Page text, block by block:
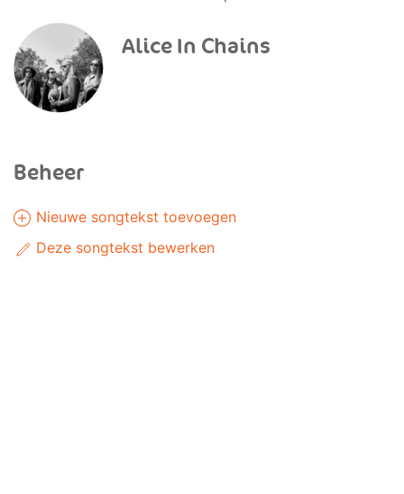
Alice In Chains
Beheer
Nieuwe songtekst toevoegen
Deze songtekst bewerken